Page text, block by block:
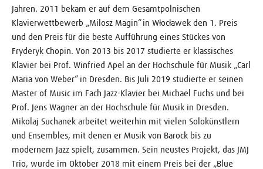
Jahren. 2011 bekam er auf dem Gesamtpolnischen
Klavierwettbewerb „Milosz Magin“ in Włocławek den 1. Preis
und den Preis für die beste Aufführung eines Stückes von
Fryderyk Chopin. Von 2013 bis 2017 studierte er klassisches
Klavier bei Prof. Winfried Apel an der Hochschule für Musik „Carl
Maria von Weber“ in Dresden. Bis Juli 2019 studierte er seinen
Master of Music im Fach Jazz-Klavier bei Michael Fuchs und bei
Prof. Jens Wagner an der Hochschule für Musik in Dresden.
Mikolaj Suchanek arbeitet weiterhin mit vielen Solokünstlern
und Ensembles, mit denen er Musik von Barock bis zu
modernem Jazz spielt, zusammen. Sein neustes Projekt, das JMJ
Trio, wurde im Oktober 2018 mit einem Preis bei der „Blue